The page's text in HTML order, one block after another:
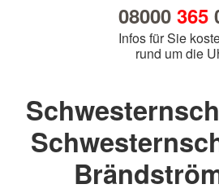
08000 365
Infos für Sie
rund um die